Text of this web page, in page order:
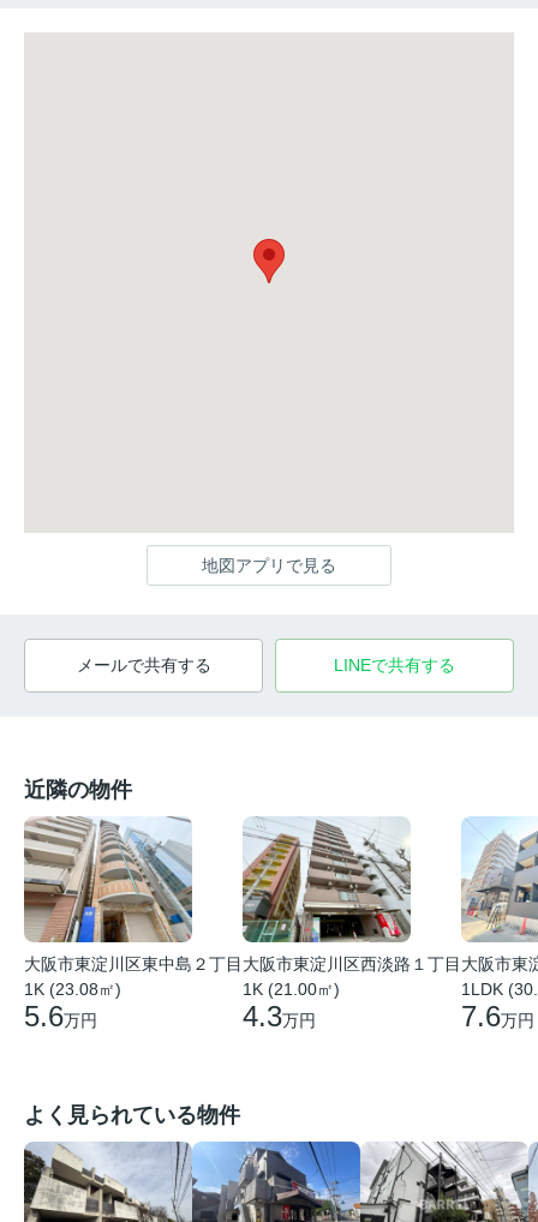
地図アプリで見る
メールで共有する LINEで共有する
近隣の物件
大阪市東淀川区東中島２丁目
1K (23.08㎡)
5.6万円
大阪市東淀川区西淡路１丁目
1K (21.00㎡)
4.3万円
大阪市東
1LDK
7.6万円
よく見られている物件